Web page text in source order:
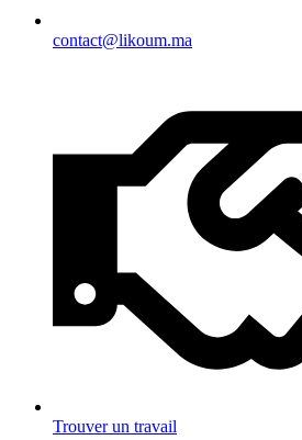
contact@likoum.ma
Trouver un travail